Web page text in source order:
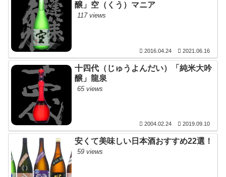
醸」空（くう）マニア
117 views
2016.04.24 2021.06.16
十四代（じゅうよんだい）「純米大吟
醸」龍泉
65 views
2004.02.24 2019.09.10
安くて美味しい日本酒おすすめ22選！
59 views